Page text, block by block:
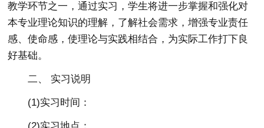
教学环节之一，通过实习，学生将进一步掌握和强化对
本专业理论知识的理解，了解社会需求，增强专业责任
感、使命感，使理论与实践相结合，为实际工作打下良
好基础。
二、 实习说明
(1)实习时间：